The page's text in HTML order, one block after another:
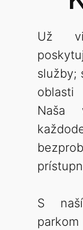
Už
služby;
Naša
S